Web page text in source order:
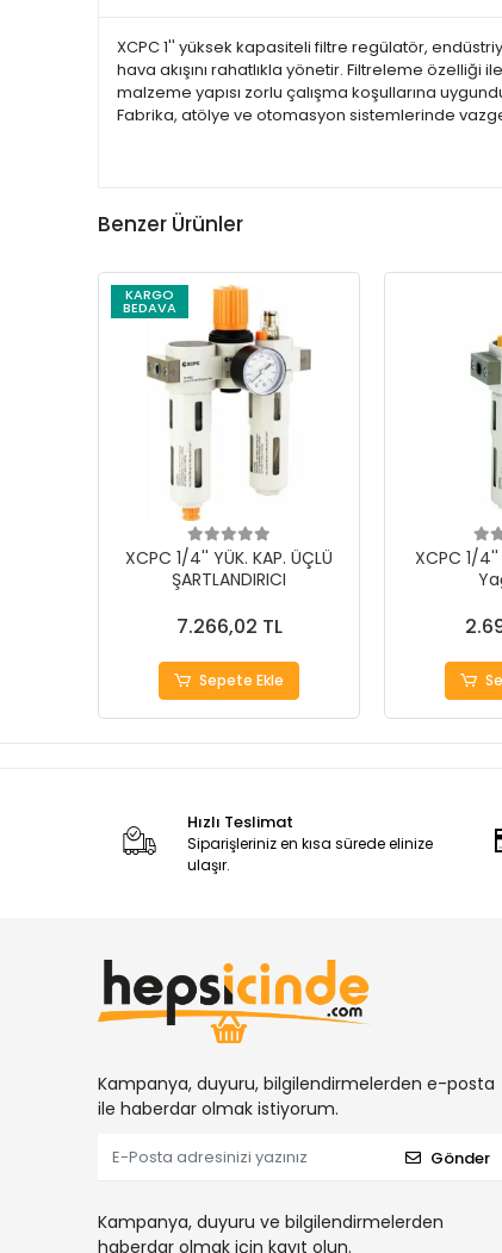
XCPC 1'' yüksek kapasiteli filtre regülatör,
hava akışını rahatlıkla yönetir. Filtreleme
malzeme yapısı zorlu çalışma koşullarına
Fabrika, atölye ve otomasyon sistemlerinde
Benzer Ürünler
KARGO
BEDAVA
XCPC 1/4'' YÜK. KAP. ÜÇLÜ
ŞARTLANDIRICI
7.266,02 TL
Sepete Ekle
XCPC 1/
Hızlı Teslimat
Siparişleriniz en kısa sürede elinize
ulaşır.
Kampanya, duyuru, bilgilendirmelerden e-posta
ile haberdar olmak istiyorum.
Gönder
Kampanya, duyuru ve bilgilendirmelerden
haberdar olmak için kayıt olun.